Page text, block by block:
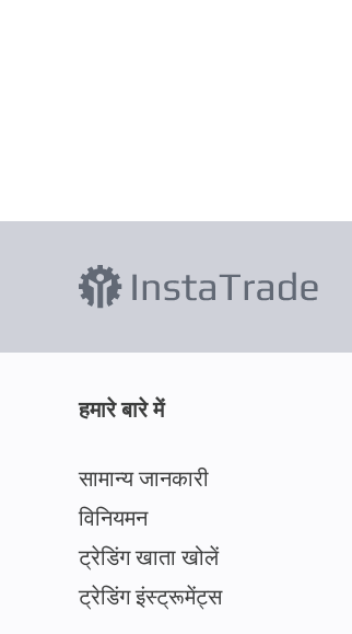
हमारे बारे में
सामान्य जानकारी
विनियमन
ट्रेडिंग खाता खोलें
ट्रेडिंग इंस्ट्रूमेंट्स